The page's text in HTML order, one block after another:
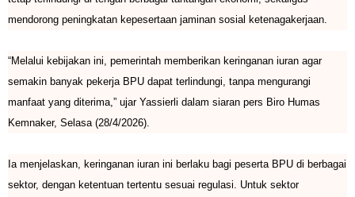
mendorong peningkatan kepesertaan jaminan sosial ketenagakerjaan.
“Melalui kebijakan ini, pemerintah memberikan keringanan iuran agar
semakin banyak pekerja BPU dapat terlindungi, tanpa mengurangi
manfaat yang diterima,” ujar Yassierli dalam siaran pers Biro Humas
Kemnaker, Selasa (28/4/2026).
Ia menjelaskan, keringanan iuran ini berlaku bagi peserta BPU di berbagai
sektor, dengan ketentuan tertentu sesuai regulasi. Untuk sektor